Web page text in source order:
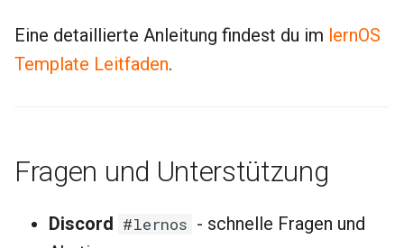
Eine detaillierte Anleitung findest du im lernOS
Template Leitfaden.
Fragen und Unterstützung
Discord #lernos - schnelle Fragen und